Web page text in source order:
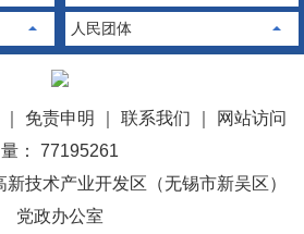
人民团体
免责申明 联系我们
网站访问
量： 77195261
技术产业开发区（无锡市新吴区）
党政办公室